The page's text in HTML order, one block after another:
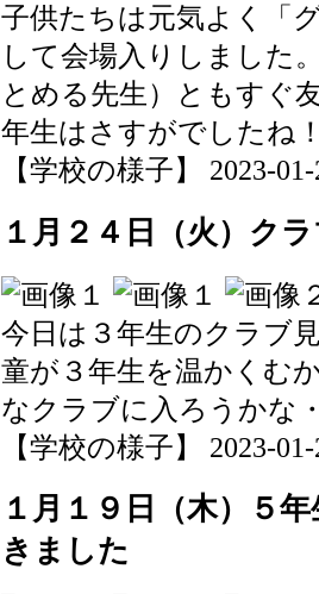
子供たちは元気よく「
して会場入りしました
とめる先生）ともすぐ
年生はさすがでしたね
【学校の様子】 2023-
１月２４日（火）ク
今日は３年生のクラブ
童が３年生を温かくむ
なクラブに入ろうかな
【学校の様子】 2023-
１月１９日（木）５
きました